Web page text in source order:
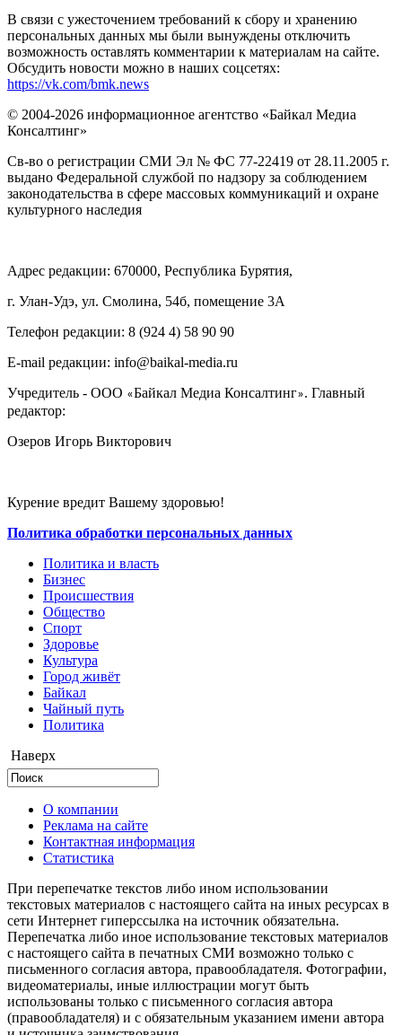
В связи с ужесточением требований к сбору и хранению
персональных данных мы были вынуждены отключить
возможность оставлять комментарии к материалам на сайте.
Обсудить новости можно в наших соцсетях:
https://vk.com/bmk.news
© 2004-2026 информационное агентство «Байкал Медиа
Консалтинг»
Св-во о регистрации СМИ Эл № ФС 77-22419 от 28.11.2005 г.
выдано Федеральной службой по надзору за соблюдением
законодательства в сфере массовых коммуникаций и охране
культурного наследия
Адрес редакции: 670000, Республика Бурятия,
г. Улан-Удэ, ул. Смолина, 54б, помещение 3А
Телефон редакции: ‎‎8 (924 4) 58 90 90
E-mail редакции: info@baikal-media.ru
Учредитель - ООО «Байкал Медиа Консалтинг». Главный
редактор:
Озеров Игорь Викторович
Курение вредит Вашему здоровью!
Политика обработки персональных данных
Политика и власть
Бизнес
Происшествия
Общество
Cпорт
Здоровье
Культура
Город живёт
Байкал
Чайный путь
Политика
Наверх
О компании
Реклама на сайте
Контактная информация
Статистика
При перепечатке текстов либо ином использовании
текстовых материалов с настоящего сайта на иных ресурсах в
сети Интернет гиперссылка на источник обязательна.
Перепечатка либо иное использование текстовых материалов
с настоящего сайта в печатных СМИ возможно только с
письменного согласия автора, правообладателя. Фотографии,
видеоматериалы, иные иллюстрации могут быть
использованы только с письменного согласия автора
(правообладателя) и с обязательным указанием имени автора